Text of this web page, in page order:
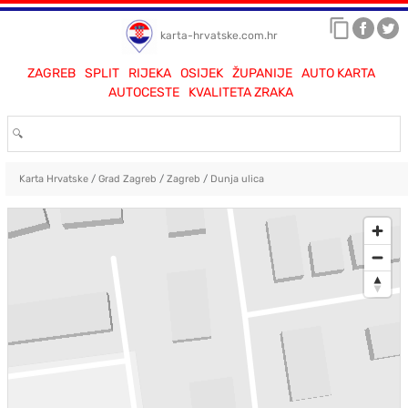
karta-hrvatske.com.hr
ZAGREB SPLIT RIJEKA OSIJEK ŽUPANIJE
AUTO KARTA
AUTOCESTE
KVALITETA ZRAKA
Karta Hrvatske/ Grad Zagreb / Zagreb / Dunja ulica